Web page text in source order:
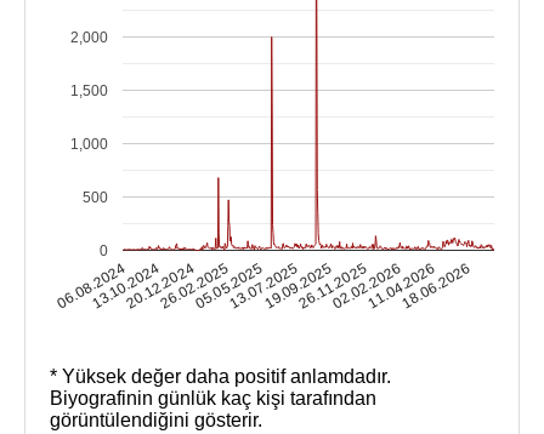
06.08.2024
13.10.202420.12.202426.02.2025
05.05.202513.07.202519.09.202526.11.202502.02.202611.04.2026
18.06.2026
0
500
1,000
1,500
2,000
* Yüksek değer daha positif anlamdadır.
Biyografinin günlük kaç kişi tarafından
görüntülendiğini gösterir.